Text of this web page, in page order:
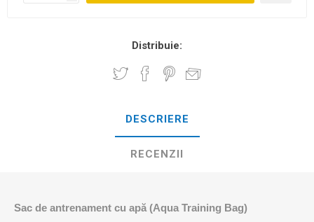
Distribuie:
DESCRIERE
RECENZII
Sac de antrenament cu apă (Aqua Training Bag)